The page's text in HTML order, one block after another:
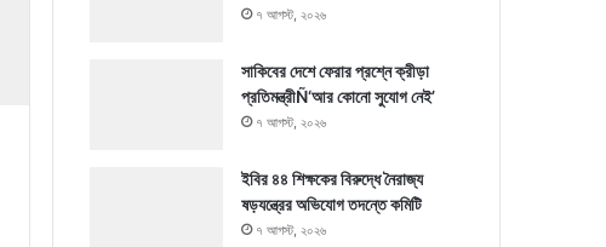
৭ আগস্ট, ২০২৬
সাকিবের দেশে ফেরার প্রশ্নে ক্রীড়া
প্রতিমন্ত্রীÑ‘আর কোনো সুযোগ নেই’
৭ আগস্ট, ২০২৬
ইবির ৪৪ শিক্ষকের বিরুদ্ধে নৈরাজ্য
ষড়যন্ত্রের অভিযোগ তদন্তে কমিটি
৭ আগস্ট, ২০২৬